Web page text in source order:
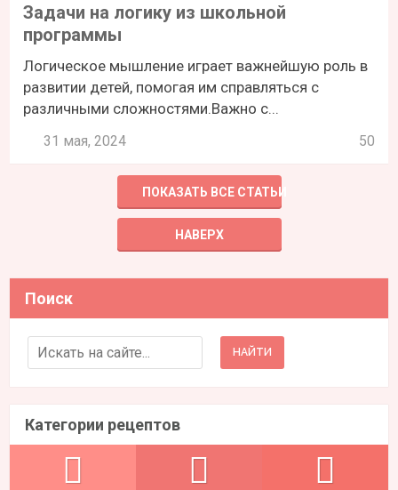
Задачи на логику из школьной
программы
Логическое мышление играет важнейшую роль в
развитии детей, помогая им справляться с
различными сложностями.Важно с...
31 мая, 2024 50
ПОКАЗАТЬ ВСЕ СТАТЬИ
НАВЕРХ
Поиск
Search for:
Категории рецептов